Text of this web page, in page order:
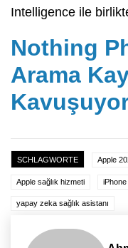
Intelligence ile
Nothing
Arama
SCHLAGWORTE Apple
Apple sağlık hizmeti iPhone
yapay zeka sağlık asistanı